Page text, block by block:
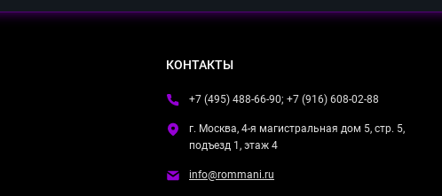
КОНТАКТЫ
+7 (495) 488-66-90; +7 (916) 608-02-88
г. Москва, 4-я магистральная дом 5, стр. 5,
подъезд 1, этаж 4
info@rommani.ru